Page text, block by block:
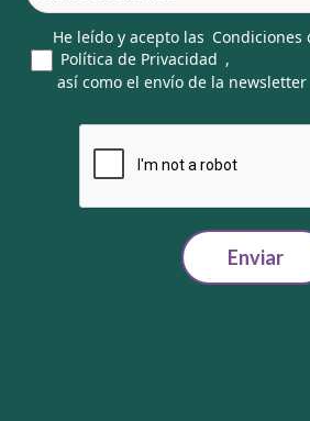
He leído y acepto las Condiciones
Política de Privacidad ,
así como el envío de la newsletter
Enviar